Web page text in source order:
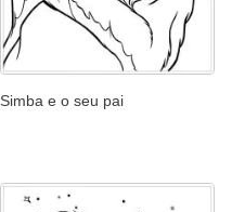
Simba e o seu pai